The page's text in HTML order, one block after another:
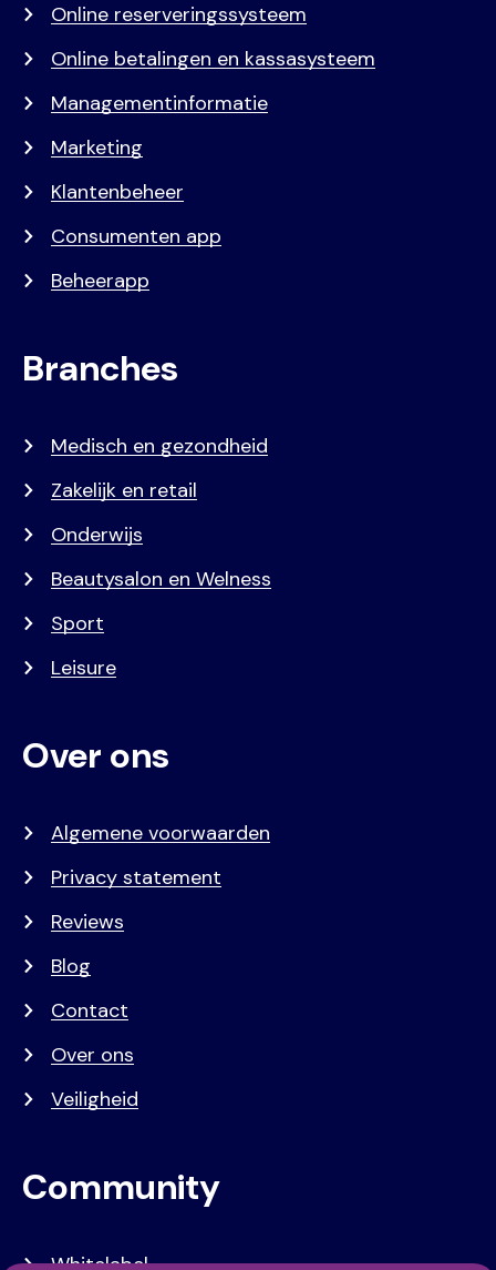
Online reserveringssysteem
Online betalingen en kassasysteem
Managementinformatie
Marketing
Klantenbeheer
Consumenten app
Beheerapp
Branches
Medisch en gezondheid
Zakelijk en retail
Onderwijs
Beautysalon en Welness
Sport
Leisure
Over ons
Algemene voorwaarden
Privacy statement
Reviews
Blog
Contact
Over ons
Veiligheid
Community
Whitelabel